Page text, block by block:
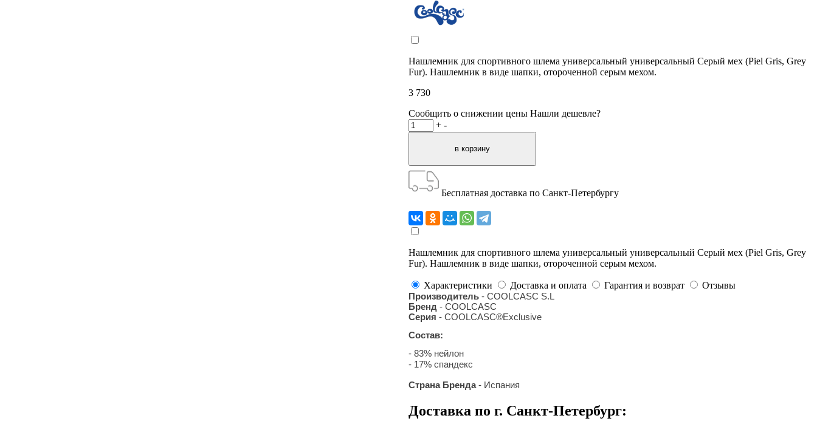
Нашлемник для спортивного шлема универсальный универсальный Серый мех (Piel Gris, Grey
Fur). Нашлемник в виде шапки, отороченной серым мехом.
3 730
Сообщить о снижении цены Нашли дешевле?
+ -
Бесплатная доставка по Санкт-Петербургу
Нашлемник для спортивного шлема универсальный универсальный Серый мех (Piel Gris, Grey
Fur). Нашлемник в виде шапки, отороченной серым мехом.
Характеристики Доставка и оплата Гарантия и возврат
Отзывы
Производитель - COOLCASC S.L
Бренд - COOLCASC
Серия - COOLCASC®Exclusive
Состав:
- 83% нейлон
- 17% спандекс
Страна Бренда- Испания
Доставка по г. Санкт-Петербург: